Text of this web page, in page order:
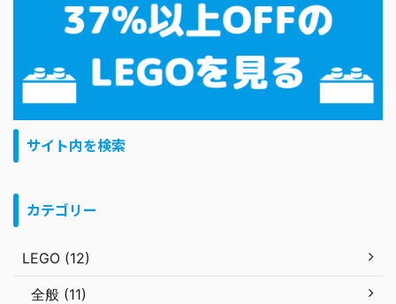
サイト内を検索
カテゴリー
LEGO (12)
全般 (11)